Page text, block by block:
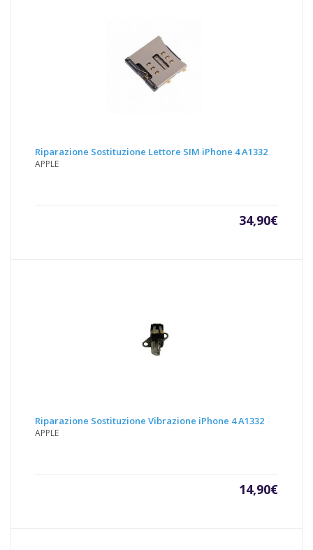
Riparazione Sostituzione Lettore SIM iPhone 4 A1332
APPLE
34,90€
Riparazione Sostituzione Vibrazione iPhone 4 A1332
APPLE
14,90€